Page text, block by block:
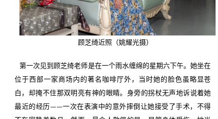
顾芝绮近照（姚耀光摄）
第一次见到顾芝绮老师是在一个雨水缠绵的星期六下午。她坐在
位于西部一家商场内的著名咖啡厅外，当时她的脸色虽略显苍
白，却掩不住那双明亮有神的眼睛。身旁的拐杖无声地诉说着她
最近的经历——一次在表演中的意外摔倒让她接受了手术，不得